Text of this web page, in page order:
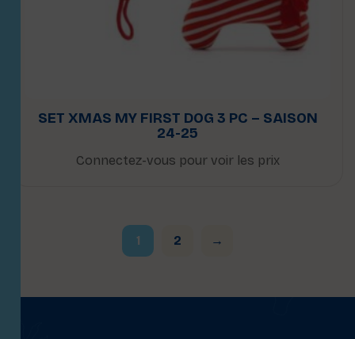
SET XMAS MY FIRST DOG 3 PC – SAISON
24-25
Connectez-vous pour voir les prix
1 2 →